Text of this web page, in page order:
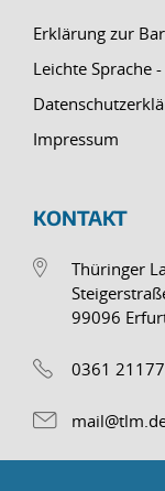
Erklärung zur
Leichte Sprache
Impressum
KONTAKT
Thüringer
99096
0361